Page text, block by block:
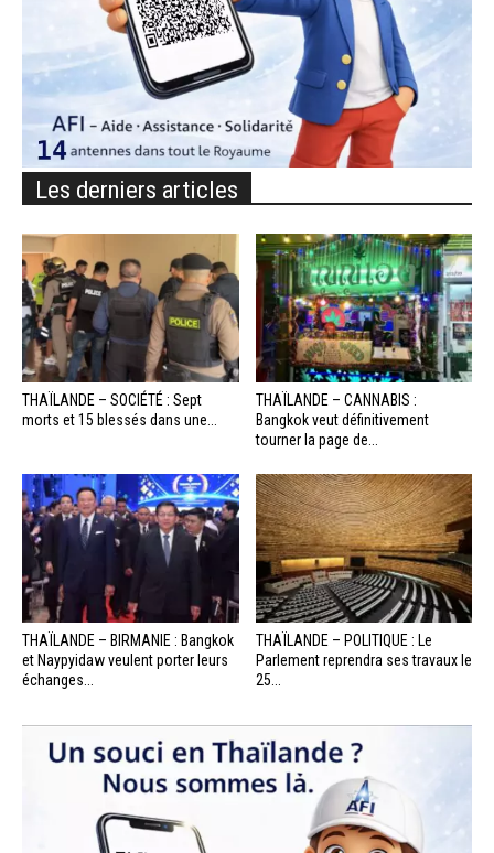
Les derniers articles
THAÏLANDE – SOCIÉTÉ : Sept
morts et 15 blessés dans une...
THAÏLANDE – CANNABIS :
Bangkok veut définitivement
tourner la page de...
THAÏLANDE – BIRMANIE : Bangkok
et Naypyidaw veulent porter leurs
échanges...
THAÏLANDE – POLITIQUE : Le
Parlement reprendra ses travaux le
25...